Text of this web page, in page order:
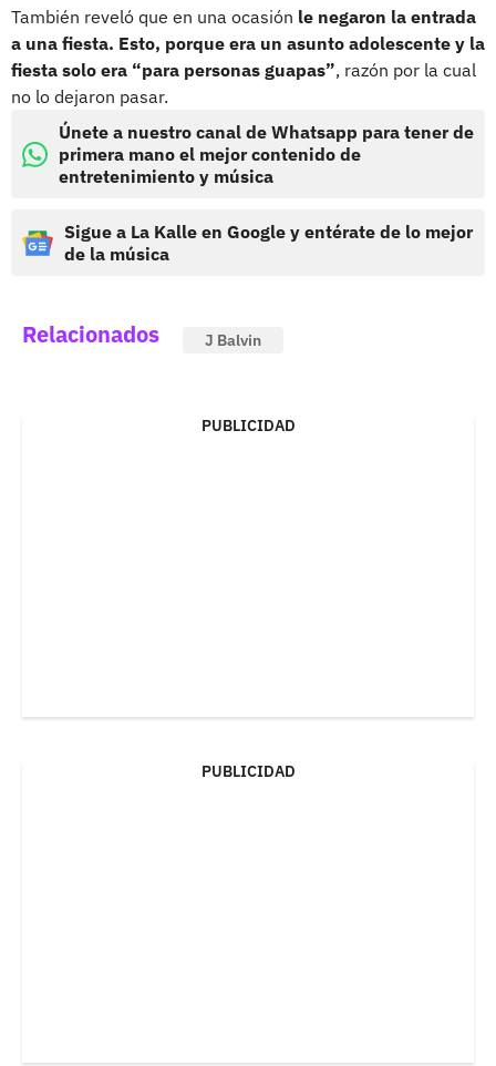
También reveló que en una ocasión le negaron la entrada
a una fiesta. Esto, porque era un asunto adolescente y la
fiesta solo era “para personas guapas”, razón por la cual
no lo dejaron pasar.
Únete a nuestro canal de Whatsapp para tener de
primera mano el mejor contenido de
entretenimiento y música
Sigue a La Kalle en Google y entérate de lo mejor
de la música
Relacionados J Balvin
PUBLICIDAD
PUBLICIDAD